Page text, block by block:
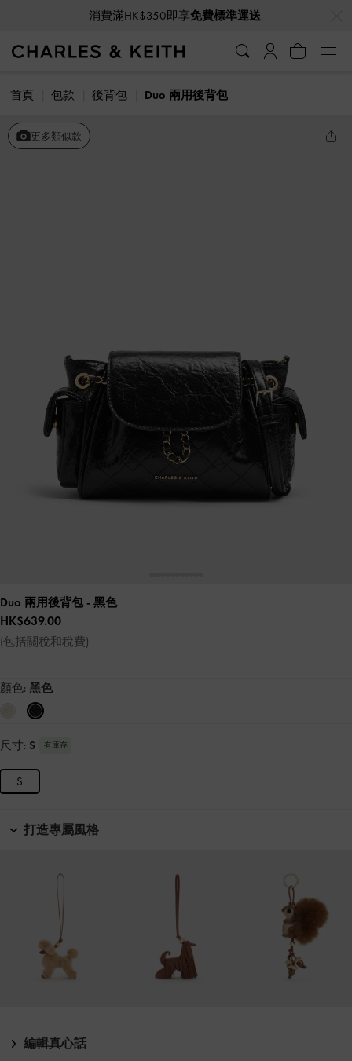
消費滿HK$350即享免費標準運送
首頁 包款 後背包 Duo 兩用後背包
更多類似款
Duo 兩用後背包 - 黑色
HK$639.00
(包括關稅和稅費)
顏色: 黑色
尺寸: S 有庫存
S
打造專屬風格
編輯真心話